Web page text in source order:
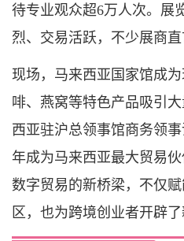
待专业观众超6万人次。展
烈、交易活跃，不少展商直
现场，马来西亚国家馆成
啡、燕窝等特色产品吸引
西亚驻沪总领事馆商务领
年成为马来西亚最大贸易
数字贸易的新桥梁，不仅
区，也为跨境创业者开辟了